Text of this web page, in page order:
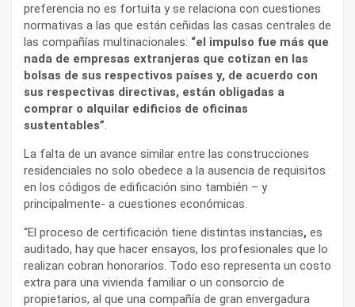
preferencia no es fortuita y se relaciona con cuestiones
normativas a las que están ceñidas las casas centrales de
las compañías multinacionales: “el impulso fue más que
nada de empresas extranjeras que cotizan en las
bolsas de sus respectivos países y, de acuerdo con
sus respectivas directivas, están obligadas a
comprar o alquilar edificios de oficinas
sustentables”.
La falta de un avance similar entre las construcciones
residenciales no solo obedece a la ausencia de requisitos
en los códigos de edificación sino también – y
principalmente- a cuestiones económicas.
“El proceso de certificación tiene distintas instancias, es
auditado, hay que hacer ensayos, los profesionales que lo
realizan cobran honorarios. Todo eso representa un costo
extra para una vivienda familiar o un consorcio de
propietarios, al que una compañía de gran envergadura